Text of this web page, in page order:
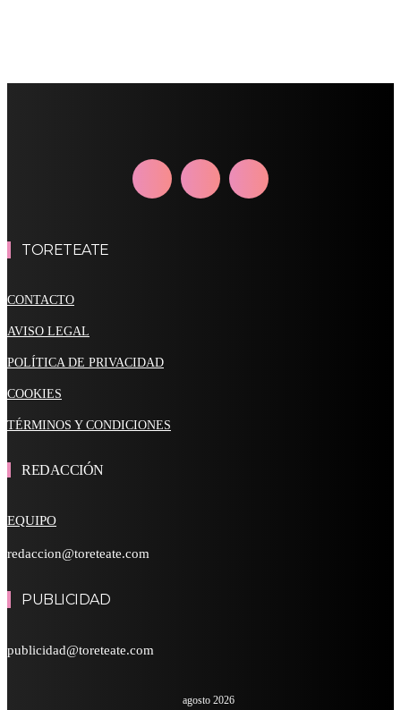
TORETEATE
CONTACTO
AVISO LEGAL
POLÍTICA DE PRIVACIDAD
COOKIES
TÉRMINOS Y CONDICIONES
REDACCIÓN
EQUIPO
redaccion@toreteate.com
PUBLICIDAD
publicidad@toreteate.com
agosto 2026